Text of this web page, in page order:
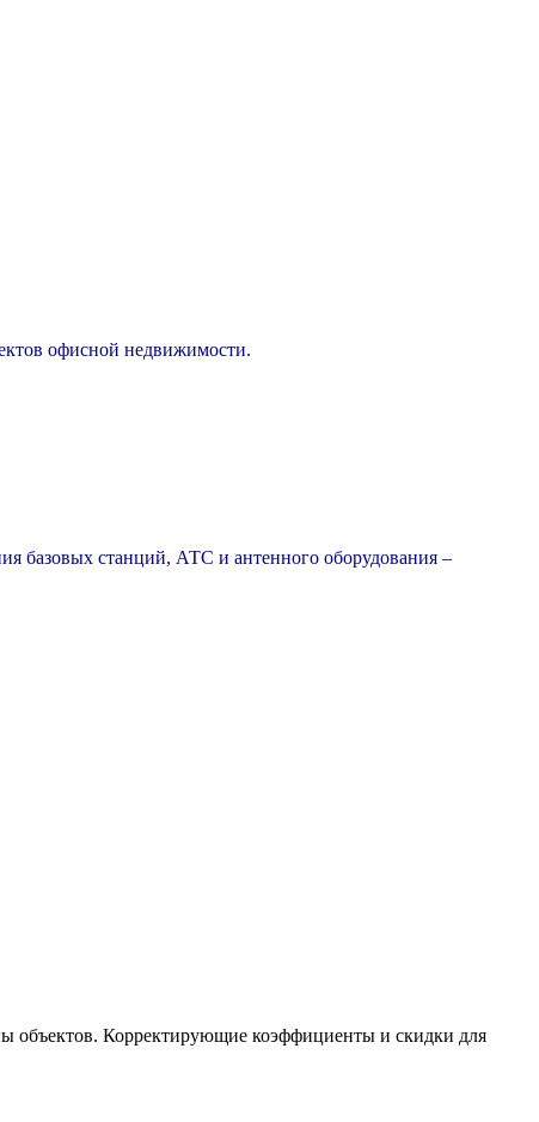
офисной недвижимости.
базовых станций, АТС и антенного оборудования –
объектов. Корректирующие коэффициенты и скидки для